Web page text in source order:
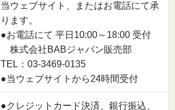
当ウェブサイト、またはお電話にて承
ります。
●お電話にて 平日10:00～18:00 受付
株式会社BABジャパン販売部
TEL：03-3469-0135
●当ウェブサイトから24時間受付
●クレジットカード決済、銀行振込、